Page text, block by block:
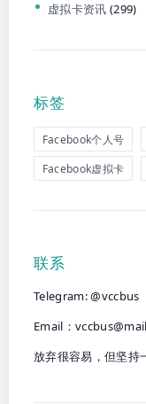
虚拟卡资讯 (299)
标签
Facebook个人号
Facebook虚拟卡
联系
Telegram: @vccbus
Email：
放弃很容易，但坚持